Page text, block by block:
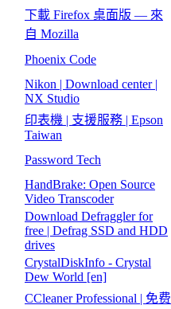
下載 Firefox 桌面版 — 來
自 Mozilla
Phoenix Code
Nikon | Download center |
NX Studio
印表機 | 支援服務 | Epson
Taiwan
Password Tech
HandBrake: Open Source
Video Transcoder
Download Defraggler for
free | Defrag SSD and HDD
drives
CrystalDiskInfo - Crystal
Dew World [en]
CCleaner Professional | 免费